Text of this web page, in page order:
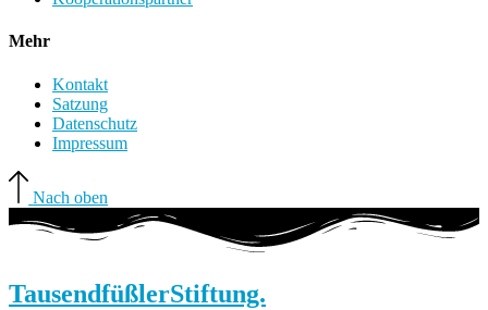
Mehr
Kontakt
Satzung
Datenschutz
Impressum
Nach oben
TausendfüßlerStiftung.